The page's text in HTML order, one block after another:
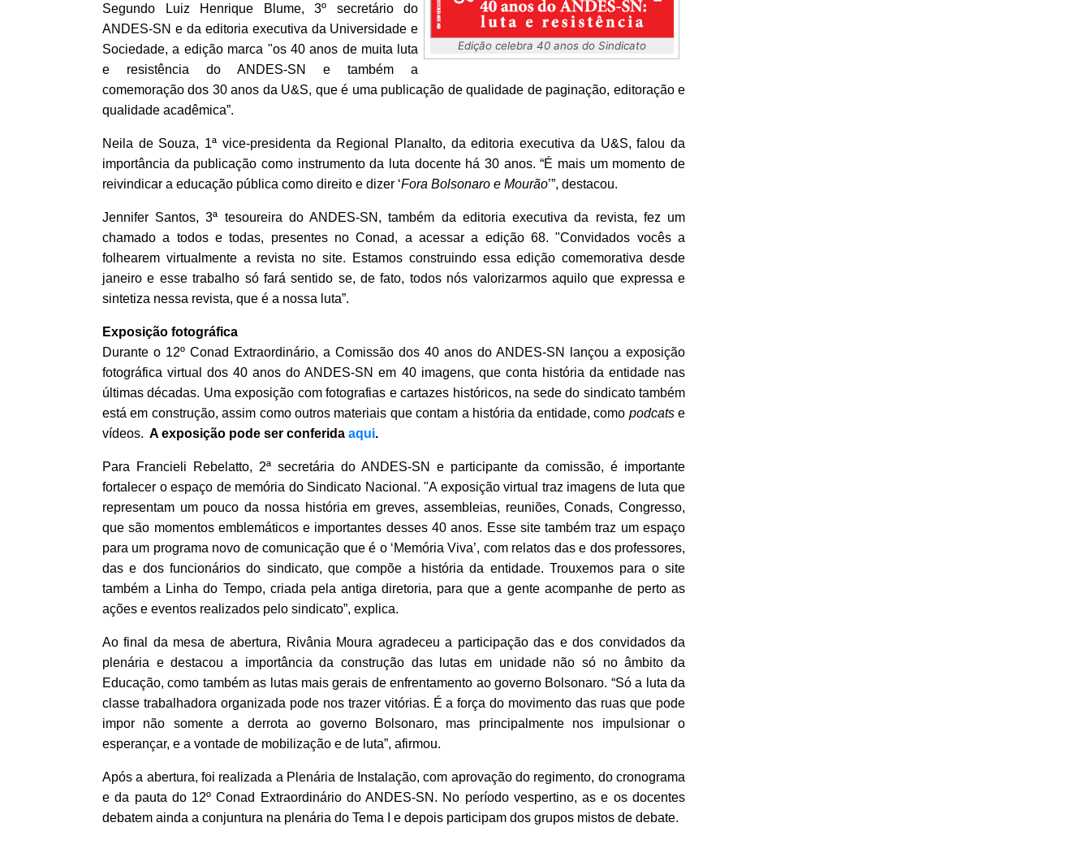
Edição celebra 40 anos do Sindicato
Segundo Luiz Henrique Blume, 3º secretário do
ANDES-SN e da editoria executiva da Universidade e
Sociedade, a edição marca "os 40 anos de muita luta
e resistência do ANDES-SN e também a
comemoração dos 30 anos da U&S, que é uma publicação de qualidade de paginação, editoração e
qualidade acadêmica”.
Neila de Souza, 1ª vice-presidenta da Regional Planalto, da editoria executiva da U&S, falou da
importância da publicação como instrumento da luta docente há 30 anos. “É mais um momento de
reivindicar a educação pública como direito e dizer ‘Fora Bolsonaro e Mourão’”, destacou.
Jennifer Santos, 3ª tesoureira do ANDES-SN, também da editoria executiva da revista, fez um
chamado a todos e todas, presentes no Conad, a acessar a edição 68. "Convidados vocês a
folhearem virtualmente a revista no site. Estamos construindo essa edição comemorativa desde
janeiro e esse trabalho só fará sentido se, de fato, todos nós valorizarmos aquilo que expressa e
sintetiza nessa revista, que é a nossa luta”.
Exposição fotográfica
Durante o 12º Conad Extraordinário, a Comissão dos 40 anos do ANDES-SN lançou a exposição
fotográfica virtual dos 40 anos do ANDES-SN em 40 imagens, que conta história da entidade nas
últimas décadas. Uma exposição com fotografias e cartazes históricos, na sede do sindicato também
está em construção, assim como outros materiais que contam a história da entidade, como podcatse
vídeos. A exposição pode ser conferida aqui.
Para Francieli Rebelatto, 2ª secretária do ANDES-SN e participante da comissão, é importante
fortalecer o espaço de memória do Sindicato Nacional. "A exposição virtual traz imagens de luta que
representam um pouco da nossa história em greves, assembleias, reuniões, Conads, Congresso,
que são momentos emblemáticos e importantes desses 40 anos. Esse site também traz um espaço
para um programa novo de comunicação que é o ‘Memória Viva’, com relatos das e dos professores,
das e dos funcionários do sindicato, que compõe a história da entidade. Trouxemos para o site
também a Linha do Tempo, criada pela antiga diretoria, para que a gente acompanhe de perto as
ações e eventos realizados pelo sindicato”, explica.
Ao final da mesa de abertura, Rivânia Moura agradeceu a participação das e dos convidados da
plenária e destacou a importância da construção das lutas em unidade não só no âmbito da
Educação, como também as lutas mais gerais de enfrentamento ao governo Bolsonaro. “Só a luta da
classe trabalhadora organizada pode nos trazer vitórias. É a força do movimento das ruas que pode
impor não somente a derrota ao governo Bolsonaro, mas principalmente nos impulsionar o
esperançar, e a vontade de mobilização e de luta”, afirmou.
Após a abertura, foi realizada a Plenária de Instalação, com aprovação do regimento, do cronograma
e da pauta do 12º Conad Extraordinário do ANDES-SN. No período vespertino, as e os docentes
debatem ainda a conjuntura na plenária do Tema I e depois participam dos grupos mistos de debate.